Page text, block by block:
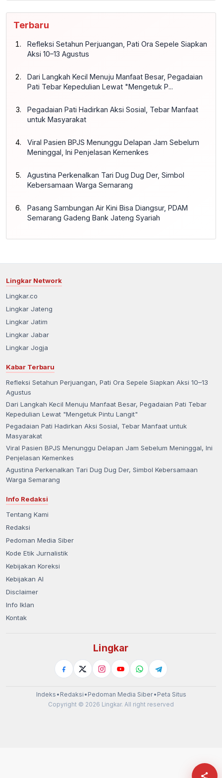
Terbaru
Refleksi Setahun Perjuangan, Pati Ora Sepele Siapkan
Aksi 10–13 Agustus
Dari Langkah Kecil Menuju Manfaat Besar, Pegadaian
Pati Tebar Kepedulian Lewat "Mengetuk P...
Pegadaian Pati Hadirkan Aksi Sosial, Tebar Manfaat
untuk Masyarakat
Viral Pasien BPJS Menunggu Delapan Jam Sebelum
Meninggal, Ini Penjelasan Kemenkes
Agustina Perkenalkan Tari Dug Dug Der, Simbol
Kebersamaan Warga Semarang
Pasang Sambungan Air Kini Bisa Diangsur, PDAM
Semarang Gadeng Bank Jateng Syariah
Lingkar Network
Lingkar.co
Lingkar Jateng
Lingkar Jatim
Lingkar Jabar
Lingkar Jogja
Kabar Terbaru
Refleksi Setahun Perjuangan, Pati Ora Sepele Siapkan Aksi 10–13
Agustus
Dari Langkah Kecil Menuju Manfaat Besar, Pegadaian Pati Tebar
Kepedulian Lewat "Mengetuk Pintu Langit"
Pegadaian Pati Hadirkan Aksi Sosial, Tebar Manfaat untuk
Masyarakat
Viral Pasien BPJS Menunggu Delapan Jam Sebelum Meninggal, Ini
Penjelasan Kemenkes
Agustina Perkenalkan Tari Dug Dug Der, Simbol Kebersamaan
Warga Semarang
Info Redaksi
Tentang Kami
Redaksi
Pedoman Media Siber
Kode Etik Jurnalistik
Kebijakan Koreksi
Kebijakan AI
Disclaimer
Info Iklan
Kontak
Lingkar
Indeks • Redaksi • Pedoman Media Siber• Peta Situs
Copyright © 2026 Lingkar. All right reserved